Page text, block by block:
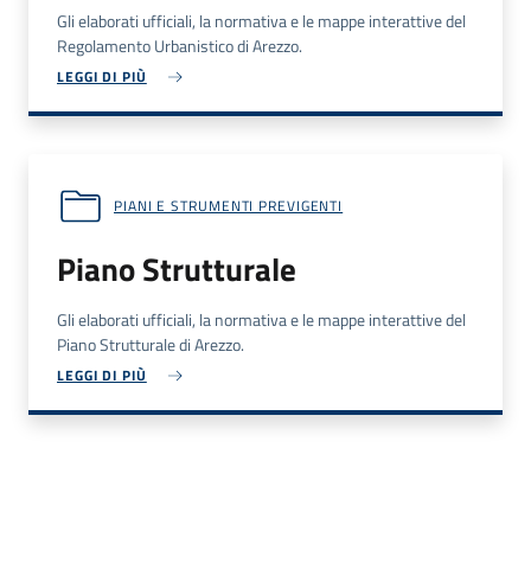
Gli elaborati ufficiali, la normativa e le mappe interattive del
Regolamento Urbanistico di Arezzo.
LEGGI DI PIÙ
PIANI E STRUMENTI PREVIGENTI
Piano Strutturale
Gli elaborati ufficiali, la normativa e le mappe interattive del
Piano Strutturale di Arezzo.
LEGGI DI PIÙ